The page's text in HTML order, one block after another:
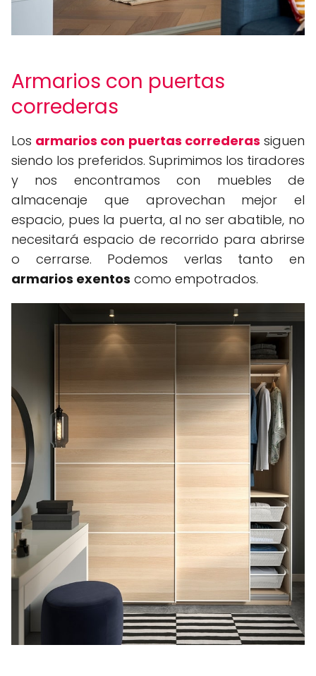
Armarios con puertas
correderas
Los armarios con puertas correderas siguen
siendo los preferidos. Suprimimos los tiradores
y nos encontramos con muebles de
almacenaje que aprovechan mejor el
espacio, pues la puerta, al no ser abatible, no
necesitará espacio de recorrido para abrirse
o cerrarse. Podemos verlas tanto en
armarios exentos como empotrados.